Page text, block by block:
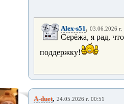
Alex-s51, 03.06.2026 г.
Серёжа, я рад,
поддержку!
A-duet, 24.05.2026 г. 00:51